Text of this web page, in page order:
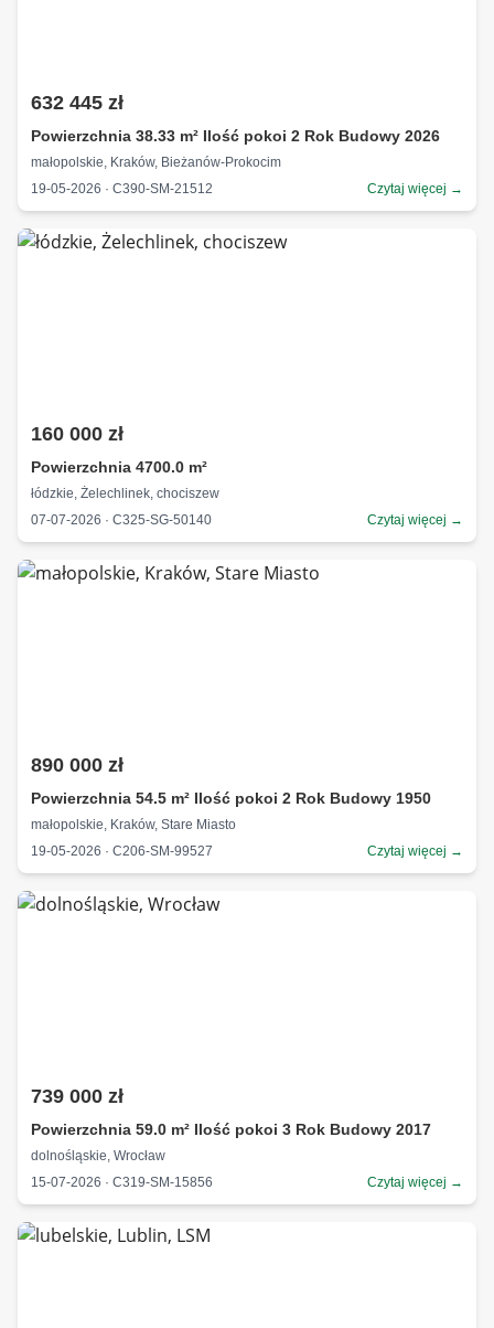
632 445 zł
Powierzchnia 38.33 m² Ilość pokoi 2 Rok Budowy 2026
małopolskie, Kraków, Bieżanów-Prokocim
19-05-2026 · C390-SM-21512
Czytaj więcej →
160 000 zł
Powierzchnia 4700.0 m²
łódzkie, Żelechlinek, chociszew
07-07-2026 · C325-SG-50140
Czytaj więcej →
890 000 zł
Powierzchnia 54.5 m² Ilość pokoi 2 Rok Budowy 1950
małopolskie, Kraków, Stare Miasto
19-05-2026 · C206-SM-99527
Czytaj więcej →
739 000 zł
Powierzchnia 59.0 m² Ilość pokoi 3 Rok Budowy 2017
dolnośląskie, Wrocław
15-07-2026 · C319-SM-15856
Czytaj więcej →